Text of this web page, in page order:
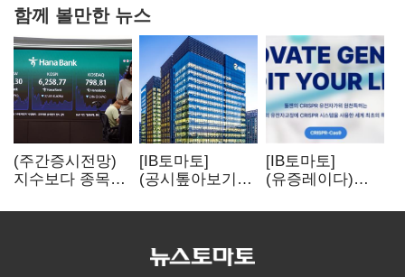
함께 볼만한 뉴스
(주간증시전망)
지수보다 종목…
이어진다
[IB토마토]
(공시톺아보기)
바로 매출로
[IB토마토]
(유증레이다)
3분의 1 토막…